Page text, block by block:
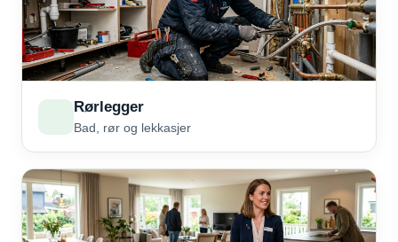
Rørlegger
Bad, rør og lekkasjer